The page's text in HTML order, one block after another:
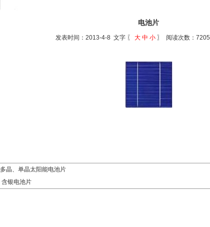
电池片
发表时间：2013-4-8 文字 〖 大 中 小 〗 阅读次数：
多晶、单晶太阳能电池片
含银电池片